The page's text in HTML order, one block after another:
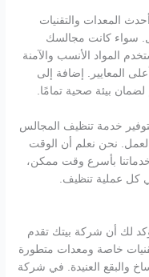
المعدات والتقنيات
سواء كانت مجالسك
المواد الأنسب والآمنة
المعايير. إضافة إلى
لضمان بيئة صحية تمامًا.
خدمة تنظيف المجالس
نحن نعلم أن الوقت
بأسرع وقت ممكن،
كل عملية تنظيف.
لك أن شركة بيتك تقدم
خاصة ومعدات متطورة
والبقع العنيدة. في شركة